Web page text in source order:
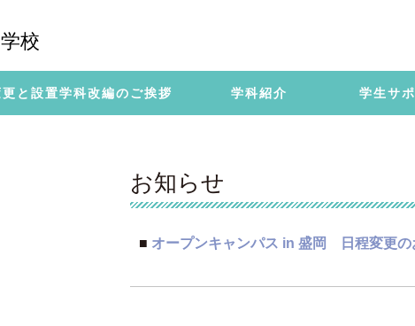
校
と設置学科改編のご挨拶 学科紹介 学生サ
お知らせ
■ オープンキャンパス in 盛岡 日程変更の